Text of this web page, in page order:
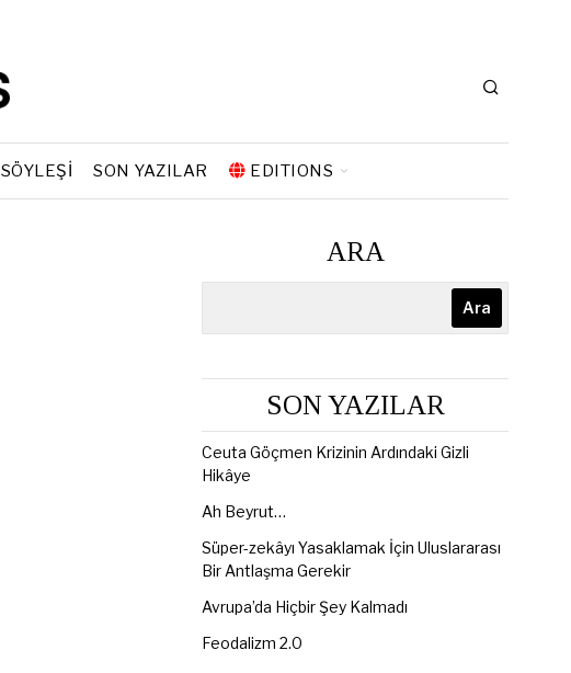
SÖYLEŞI SON YAZILAR EDITIONS
ARA
Ara
SON YAZILAR
Ceuta Göçmen Krizinin Ardındaki Gizli
Hikâye
Ah Beyrut…
Süper-zekâyı Yasaklamak İçin Uluslararası
Bir Antlaşma Gerekir
Avrupa’da Hiçbir Şey Kalmadı
Feodalizm 2.0